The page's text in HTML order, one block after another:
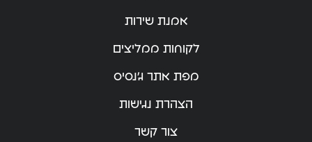
אמנת שירות
לקוחות ממליצים
מפת אתר ג’נסיס
הצהרת נגישות
צור קשר